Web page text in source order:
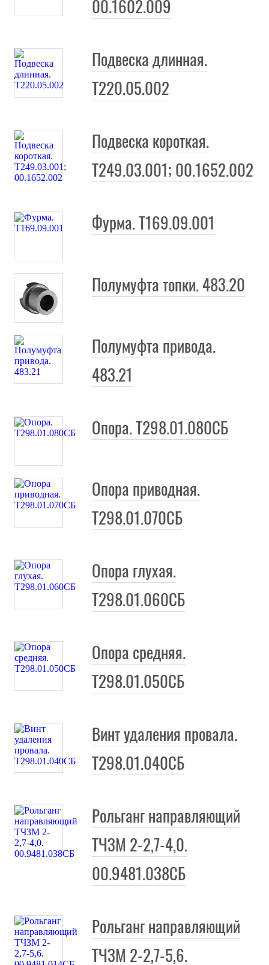
00.1602.009
Подвеска длинная.
Т220.05.002
Подвеска короткая.
Т249.03.001; 00.1652.002
Фурма. Т169.09.001
Полумуфта топки. 483.20
Полумуфта привода.
483.21
Опора. Т298.01.080СБ
Опора приводная.
Т298.01.070СБ
Опора глухая.
Т298.01.060СБ
Опора средняя.
Т298.01.050СБ
Винт удаления провала.
Т298.01.040СБ
Рольганг направляющий
ТЧЗМ 2-2,7-4,0.
00.9481.038СБ
Рольганг направляющий
ТЧЗМ 2-2,7-5,6.